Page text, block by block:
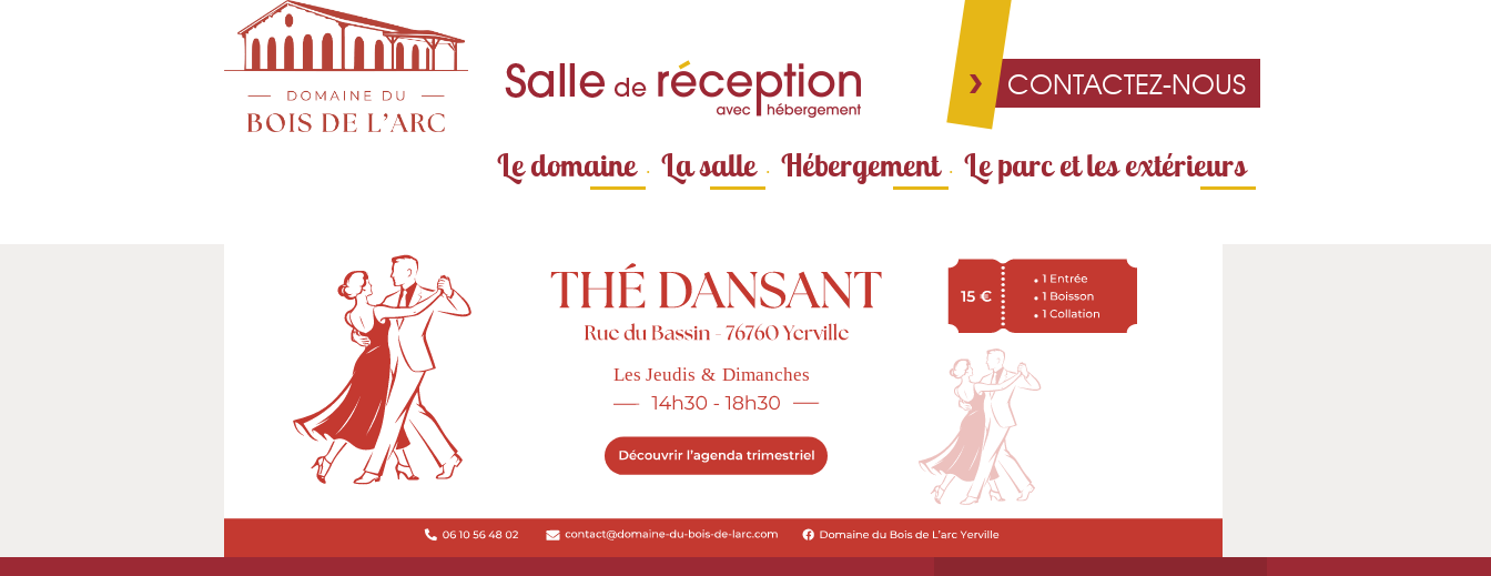
principal
CONTACTEZ-NOUS
Le domaine La salle Hébergement Le parc et les extérieurs